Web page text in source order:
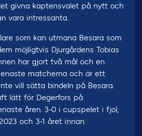
givna kaptensvalet på nytt och
vara intressanta.
som kan utmana Besara som
möjligtvis Djurgårdens Tobias
har gjort två mål och en
matcherna och är ett
vill sätta bindeln på Besara.
lätt för Degerfors på
åren. 3-0 i cupspelet i fjol,
och 3-1 året innan.